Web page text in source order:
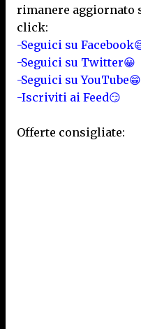
rimanere aggiornato
click:
-Seguici su
-Seguici su Twitter😀
-Seguici su YouTube😁
-Iscriviti ai Feed😏
Offerte consigliate: